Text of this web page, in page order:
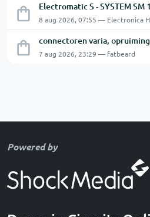
Electromatic S - SYSTEM SM
8 aug 2026, 07:55 — Electronica
connectoren varia, opruiming
7 aug 2026, 23:29 — fatbeard
Powered by